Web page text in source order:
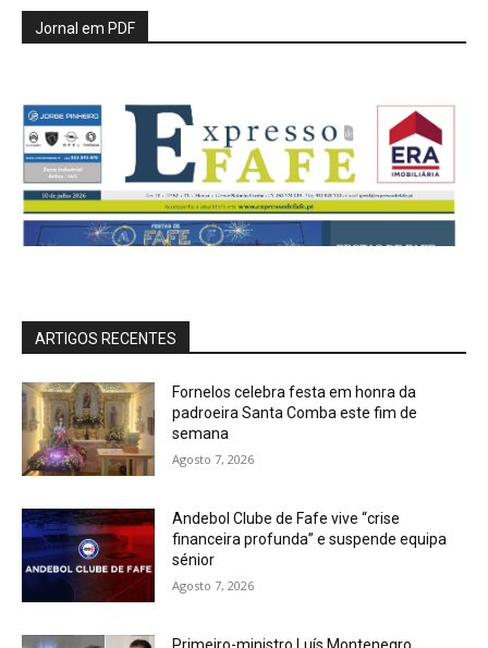
Jornal em PDF
ARTIGOS RECENTES
Fornelos celebra festa em honra da
padroeira Santa Comba este fim de
semana
Agosto 7, 2026
Andebol Clube de Fafe vive “crise
financeira profunda” e suspende equipa
sénior
Agosto 7, 2026
Primeiro-ministro Luís Montenegro